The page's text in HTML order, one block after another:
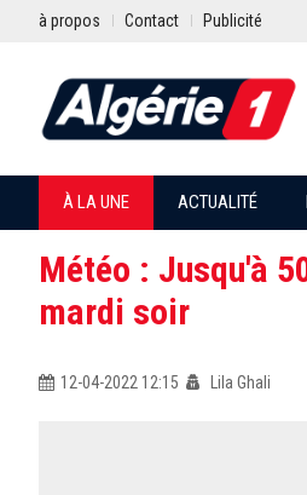
à propos Contact Publicité
À LA UNE ACTUALITÉ
Météo : Jusqu'à
mardi soir
12-04-2022 12:15 Lila Ghali